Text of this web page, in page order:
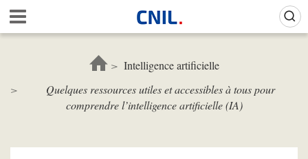
Aller
au
contenu
c
u
i
l
N
Intelligence artificielle
Quelques ressources utiles et accessibles à tous pour
comprendre l’intelligence artificielle (IA)
Gestion de vos préférences sur les cookies (témoins de connexion)